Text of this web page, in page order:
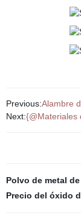
Previous:Alambre
Next:{@Materiales
Polvo de metal
Precio del óxido